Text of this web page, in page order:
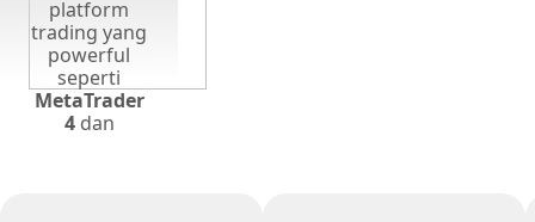
platform
trading yang
powerful
seperti
MetaTrader
4dan